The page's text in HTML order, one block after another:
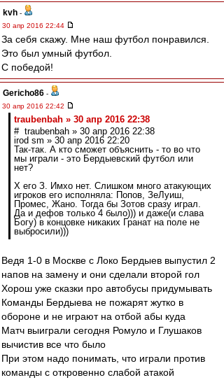
kvh -
30 апр 2016 22:44
За себя скажу. Мне наш футбол понравился.
Это был умный футбол.
С победой!
Gericho86 -
30 апр 2016 22:42
traubenbah » 30 апр 2016 22:38
# traubenbah » 30 апр 2016 22:38
irod sm » 30 апр 2016 22:20
Так-так. А кто сможет объяснить - то во что
мы играли - это Бердыевский футбол или
нет?
Х его З. Имхо нет. Слишком много атакующих
игроков его исполняла: Попов, ЗеЛуиш,
Промес, Жано. Тогда бы Зотов сразу играл.
Да и дефов только 4 было))) и даже(и слава
Богу) в концовке никаких Гранат на поле не
выбросили)))
Ведя 1-0 в Москве с Локо Бердыев выпустил 2
напов на замену и они сделали второй гол
Хорош уже сказки про автобусы придумывать
Команды Бердыева не пожарят жутко в
обороне и не играют на отбой абы куда
Матч выиграли сегодня Ромуло и Глушаков
вычистив все что было
При этом надо понимать, что играли против
команды с откровенно слабой атакой